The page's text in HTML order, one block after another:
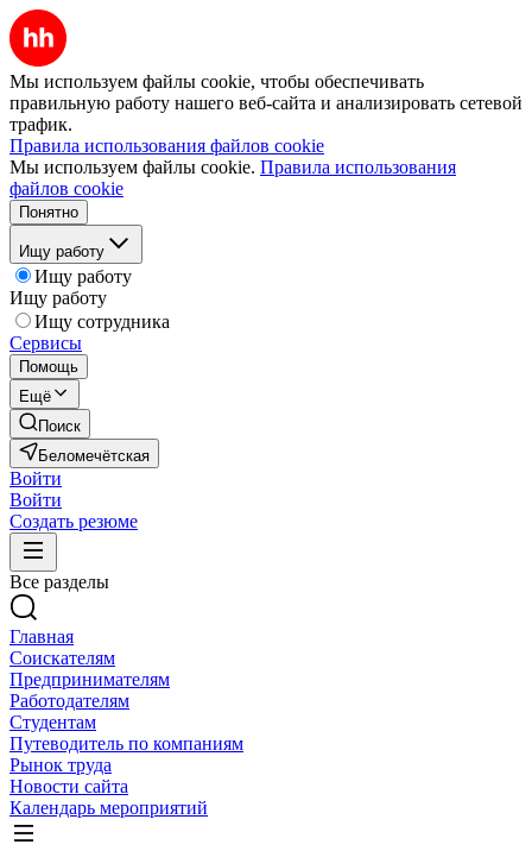
Мы используем файлы cookie, чтобы обеспечивать
правильную работу нашего веб-сайта и анализировать сетевой
трафик.
Правила использования файлов cookie
Мы используем файлы cookie. Правила использования
файлов cookie
Понятно
Ищу работу
Ищу работу
Ищу работу
Ищу сотрудника
Сервисы
Помощь
Ещё
Поиск
Беломечётская
Войти
Войти
Создать резюме
Все разделы
Главная
Соискателям
Предпринимателям
Работодателям
Студентам
Путеводитель по компаниям
Рынок труда
Новости сайта
Календарь мероприятий